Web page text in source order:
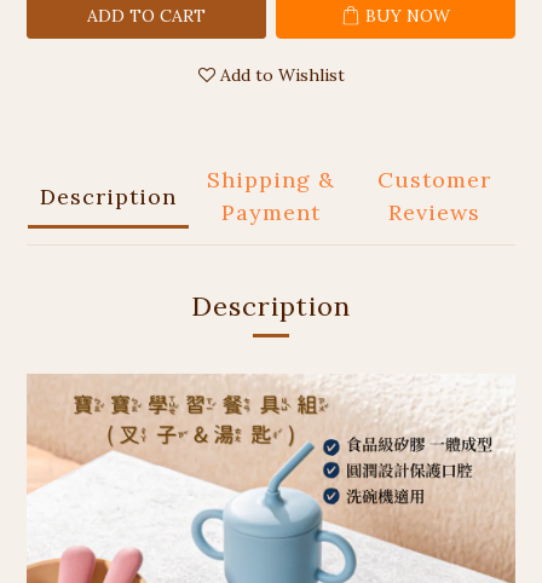
ADD TO CART BUY NOW
Add to Wishlist
Description
Shipping &
Payment
Customer
Reviews
Description